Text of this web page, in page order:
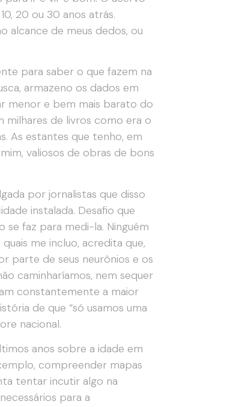
20 ou 30 anos atrás.
alcance de meus dedos, ou
para saber o que fazem na
armazeno os dados em
menor e bem mais barato do
milhares de livros como era o
As estantes que tenho, em
valiosos de obras de bons
por jornalistas que disso
instalada. Desafio que
se faz para medi-la. Ninguém
me incluo, acredita que,
parte de seus neurônios e os
caminharíamos, nem sequer
constantemente a maior
de que “só usamos uma
nacional.
anos sobre a idade em
compreender mapas
tentar incutir algo na
para a